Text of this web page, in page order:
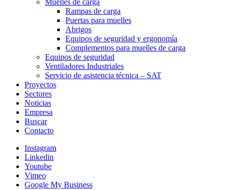
Muelles de carga
Rampas de carga
Puertas para muelles
Abrigos
Equipos de seguridad y ergonomía
Complementos para muelles de carga
Equipos de seguridad
Ventiladores Industriales
Servicio de asistencia técnica – SAT
Proyectos
Sectores
Noticias
Empresa
Buscar
Contacto
Instagram
Linkedin
Youtube
Vimeo
Google My Business